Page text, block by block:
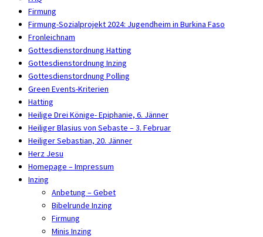
Firmung
Firmung-Sozialprojekt 2024: Jugendheim in Burkina Faso
Fronleichnam
Gottesdienstordnung Hatting
Gottesdienstordnung Inzing
Gottesdienstordnung Polling
Green Events-Kriterien
Hatting
Heilige Drei Könige- Epiphanie, 6. Jänner
Heiliger Blasius von Sebaste – 3. Februar
Heiliger Sebastian, 20. Jänner
Herz Jesu
Homepage – Impressum
Inzing
Anbetung – Gebet
Bibelrunde Inzing
Firmung
Minis Inzing